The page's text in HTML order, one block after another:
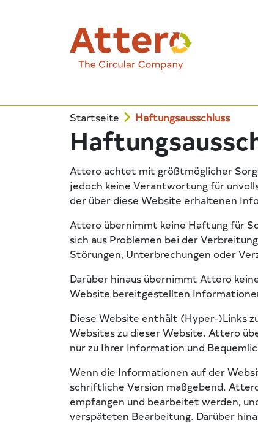
Startseite Haftungsausschluss
Attero achtet mit größtmöglicher
jedoch keine Verantwortung für
der über diese Website erhaltenen
Attero übernimmt keine Haftung für
sich aus Problemen bei der
Störungen, Unterbrechungen oder
Darüber hinaus übernimmt Attero
Website bereitgestellten
Diese Website enthält (Hyper-)Links
Websites zu dieser Website. Attero
nur zu Ihrer Information und
Wenn die Informationen auf der
schriftliche Version maßgebend.
empfangen und bearbeitet werden,
verspäteten Bearbeitung. Darüber